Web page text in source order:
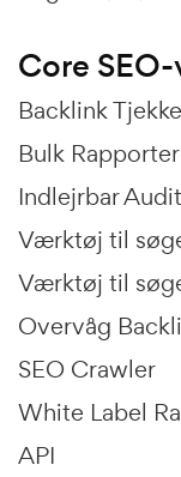
Core
Backlink
Bulk
Indlejrbar
Værktøj til
Værktøj til
Overvåg
SEO Crawler
White Label
API